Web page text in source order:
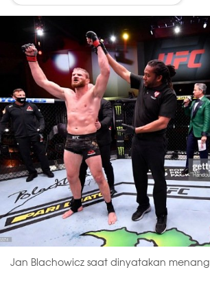
Jan Blachowicz saat dinyatakan